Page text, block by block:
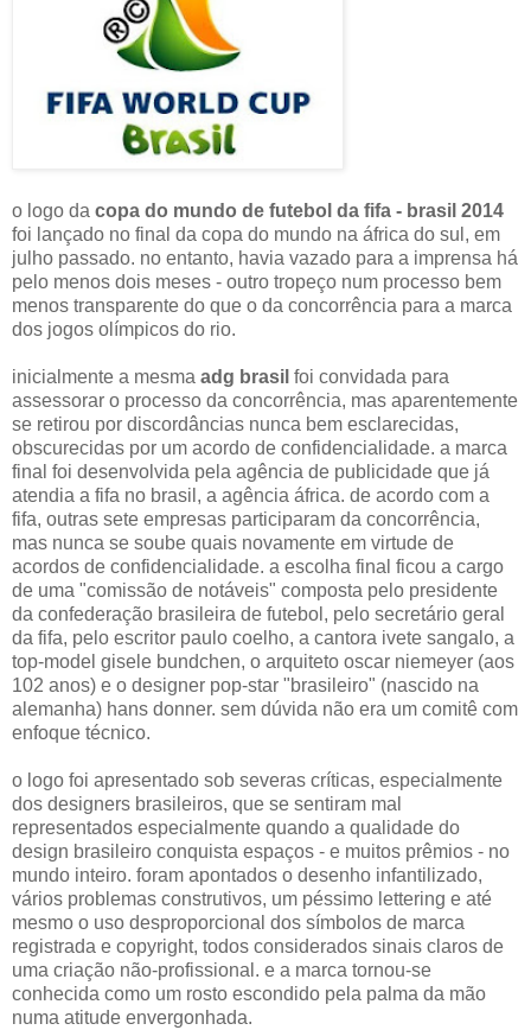
o logo da copa do mundo de futebol da fifa - brasil 2014
foi lançado no final da copa do mundo na áfrica do sul, em
julho passado. no entanto, havia vazado para a imprensa há
pelo menos dois meses - outro tropeço num processo bem
menos transparente do que o da concorrência para a marca
dos jogos olímpicos do rio.
inicialmente a mesma adg brasil foi convidada para
assessorar o processo da concorrência, mas aparentemente
se retirou por discordâncias nunca bem esclarecidas,
obscurecidas por um acordo de confidencialidade. a marca
final foi desenvolvida pela agência de publicidade que já
atendia a fifa no brasil, a agência áfrica. de acordo com a
fifa, outras sete empresas participaram da concorrência,
mas nunca se soube quais novamente em virtude de
acordos de confidencialidade. a escolha final ficou a cargo
de uma "comissão de notáveis" composta pelo presidente
da confederação brasileira de futebol, pelo secretário geral
da fifa, pelo escritor paulo coelho, a cantora ivete sangalo, a
top-model gisele bundchen, o arquiteto oscar niemeyer (aos
102 anos) e o designer pop-star "brasileiro" (nascido na
alemanha) hans donner. sem dúvida não era um comitê com
enfoque técnico.
o logo foi apresentado sob severas críticas, especialmente
dos designers brasileiros, que se sentiram mal
representados especialmente quando a qualidade do
design brasileiro conquista espaços - e muitos prêmios - no
mundo inteiro. foram apontados o desenho infantilizado,
vários problemas construtivos, um péssimo lettering e até
mesmo o uso desproporcional dos símbolos de marca
registrada e copyright, todos considerados sinais claros de
uma criação não-profissional. e a marca tornou-se
conhecida como um rosto escondido pela palma da mão
numa atitude envergonhada.